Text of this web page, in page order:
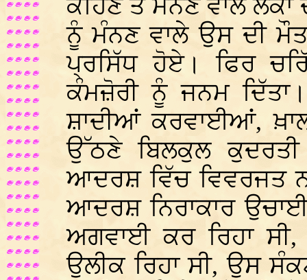
ਕਹਿਣ ਤੇ ਮੰਨਣ ਵਾਲੇ
ਨੂੰ ਮੰਨਣ ਵਾਲੇ ਉਸ ਦੀ
ਪ੍ਰਸਿੱਧ ਹੋਏ। ਫਿਰ
ਕੰਮਜ਼ੋਰੀ ਨੂੰ ਜਨਮ
ਸ਼ਾਦੀਆਂ ਕਰਵਾਈਆਂ,
ਉੱਠਣੇ ਬਿਲਕੁਲ ਕੁਦਰਤੀ
ਆਦਰਸ਼ ਵਿੱਚ ਵਿਵਰਜਤ
ਆਦਰਸ਼ ਨਿਰਾਕਾਰ
ਅਗਵਾਈ ਕਰ ਰਿਹਾ
ਉਲੀਕ ਰਿਹਾ ਸੀ, ਉਸ